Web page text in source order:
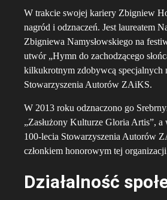
W trakcie swojej kariery Zbigniew
nagród i odznaczeń. Jest laureatem
Zbigniewa Namysłowskiego na
utwór „Hymn do zachodzącego
kilkukrotnym zdobywcą specjalnych
Stowarzyszenia Autorów ZAiKS.
W 2013 roku odznaczono go
„Zasłużony Kulturze Gloria Artis”, a
100-lecia Stowarzyszenia Autorów
członkiem honorowym tej
Działalność